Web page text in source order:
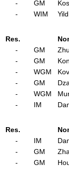
- GM
- WIM
Res.
- GM
- GM
- WGM
- GM
- WGM
- IM
Res.
- IM
- GM
- GM